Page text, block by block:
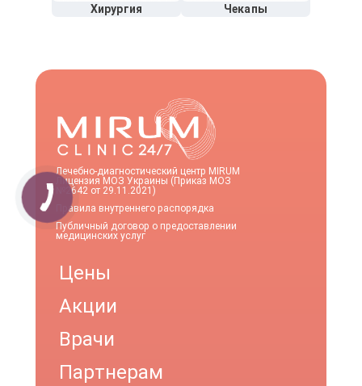
Хирургия Чекапы
Лечебно-диагностический центр MIRUM
Лицензия МОЗ Украины (Приказ МОЗ
№2642 от 29.11.2021)
Правила внутреннего распорядка
Публичный договор о предоставлении
медицинских услуг
Цены
Акции
Врачи
Партнерам